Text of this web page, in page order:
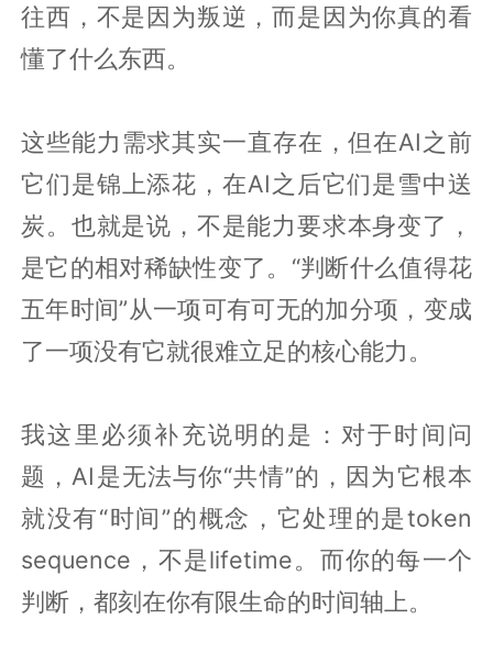
往西，不是因为叛逆，而是因为你真的看
懂了什么东西。
这些能力需求其实一直存在，但在AI之前
它们是锦上添花，在AI之后它们是雪中送
炭。也就是说，不是能力要求本身变了，
是它的相对稀缺性变了。“判断什么值得花
五年时间”从一项可有可无的加分项，变成
了一项没有它就很难立足的核心能力。
我这里必须补充说明的是：对于时间问
题，AI是无法与你“共情”的，因为它根本
就没有“时间”的概念，它处理的是token
sequence，不是lifetime。而你的每一个
判断，都刻在你有限生命的时间轴上。